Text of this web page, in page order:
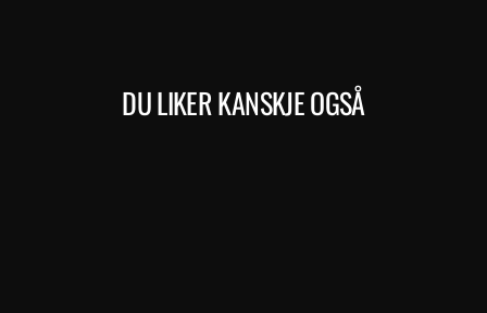
DU LIKER KANSKJE OGSÅ